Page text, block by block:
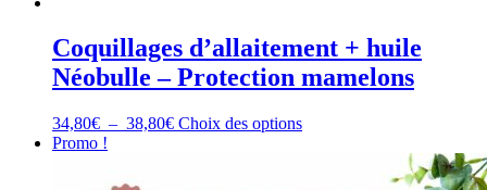
Coquillages d’allaitement + huile
Néobulle – Protection mamelons
34,80€ – 38,80€Plage
Choix des optionsCe
Promo !